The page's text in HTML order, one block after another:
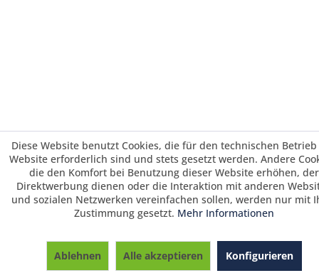
ab 700 € und 5 % ab 1495 € Warenwert /
Vorkasserabatt 3%
Diese Website benutzt Cookies, die für den technischen
Website erforderlich sind und stets gesetzt werden. Andere
die den Komfort bei Benutzung dieser Website erhöhen, der
Direktwerbung dienen oder die Interaktion mit anderen
und sozialen Netzwerken vereinfachen sollen, werden nur mit
Zustimmung gesetzt. Mehr Informationen
Ablehnen Alle akzeptieren Konfigurieren